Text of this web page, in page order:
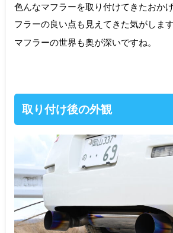
色んなマフラーを取り付けてきたおか
フラーの良い点も見えてきた気がします
マフラーの世界も奥が深いですね。
取り付け後の外観